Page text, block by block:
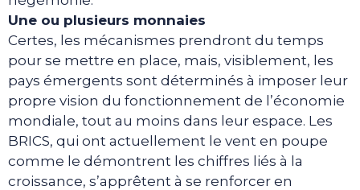
Une ou plusieurs monnaies
Certes, les mécanismes prendront du temps
pour se mettre en place, mais, visiblement, les
pays émergents sont déterminés à imposer leur
propre vision du fonctionnement de l’économie
mondiale, tout au moins dans leur espace. Les
BRICS, qui ont actuellement le vent en poupe
comme le démontrent les chiffres liés à la
croissance, s’apprêtent à se renforcer en